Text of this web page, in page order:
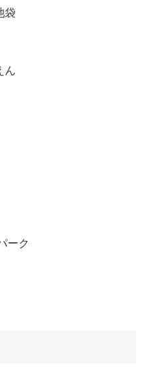
袋
ん
ーク